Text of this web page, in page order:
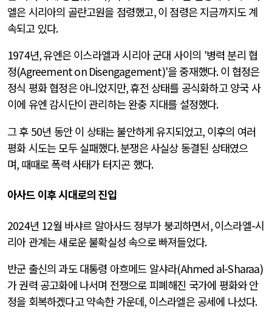
엘은 시리아의 골란고원을 점령했고,이 점령은 지금까지도 계
속되고 있다.
1974년,유엔은 이스라엘과 시리아 군대 사이의 '병력 분리 협
정(Agreement on Disengagement)'을 중재했다.이 협정은
정식 평화 협정은 아니었지만,휴전 상태를 공식화하고 양국 사
이에 유엔 감시단이 관리하는 완충 지대를 설정했다.
그 후 50년 동안 이 상태는 불안하게 유지되었고, 이후의 여러
평화 시도는 모두 실패했다.분쟁은 사실상 동결된 상태였으
며, 때때로 폭력 사태가 터지곤 했다.
아사드 이후 시대로의 진입
2024년 12월 바샤르 알아사드정부가 붕괴하면서,이스라엘-시
리아 관계는 새로운 불확실성 속으로 빠져들었다.
반군 출신의 과도 대통령 아흐메드 알샤라(Ahmed al-Sharaa)
가 권력 공고화에 나서며 전쟁으로 피폐해진 국가에 평화와 안
정을 회복하겠다고 약속한 가운데, 이스라엘은 공세에 나섰다.